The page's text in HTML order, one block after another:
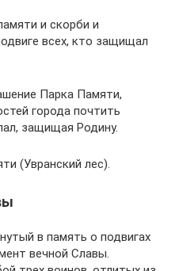
и скорби и
всех, кто защищал
Парка Памяти,
города почтить
защищая Родину.
(Увранский лес).
в память о подвигах
вечной Славы.